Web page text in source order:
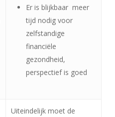
Er is blijkbaar meer
tijd nodig voor
zelfstandige
financiële
gezondheid,
perspectief is goed
Uiteindelijk moet de